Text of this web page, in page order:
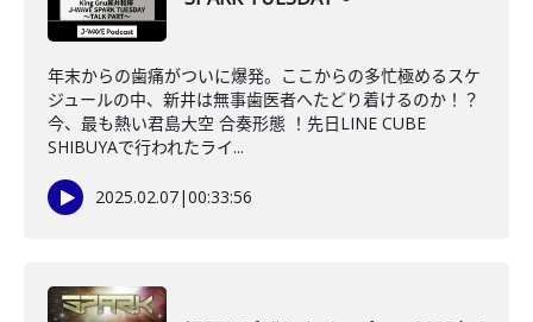
年末からの歯痛がついに爆発。ここからの多忙極めるスケ
ジュールの中、新井は無事歯医者へたどり着けるのか！？
今、最も熱い君島大空 合奏形態 ！先日LINE CUBE
SHIBUYAで行われたライ...
2025.02.07|00:33:56